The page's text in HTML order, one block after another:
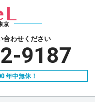
京
合わせください
9187
年中無休！